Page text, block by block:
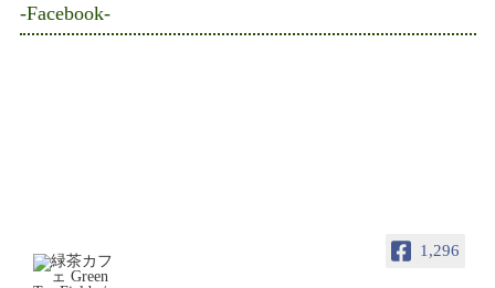
-Facebook-
1,296